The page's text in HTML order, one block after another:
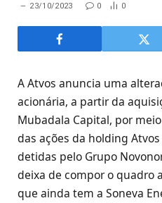
23/10/2023 0 0
A Atvos anuncia uma
acionária, a partir da
Mubadala Capital, por
das ações da holding
detidas pelo Grupo
deixa de compor o quadro
que ainda tem a Soneva